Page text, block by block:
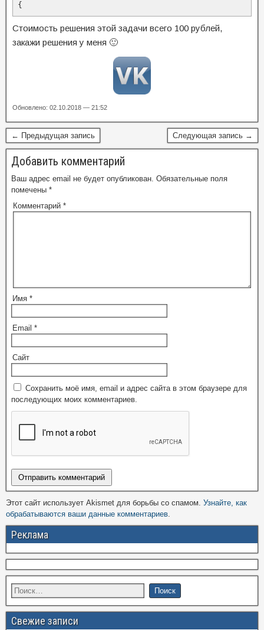
{
Стоимость решения этой задачи всего 100 рублей,
закажи решения у меня 🙂
Обновлено: 02.10.2018 — 21:52
← Предыдущая запись Следующая запись →
Добавить комментарий
Ваш адрес email не будет опубликован. Обязательные поля
помечены *
Комментарий *
Имя *
Email *
Сайт
Сохранить моё имя, email и адрес сайта в этом браузере для
последующих моих комментариев.
Этот сайт использует Akismet для борьбы со спамом. Узнайте, как
обрабатываются ваши данные комментариев.
Реклама
Свежие записи